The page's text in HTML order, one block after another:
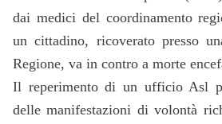
dai medici del coordinamento
un cittadino, ricoverato presso
Regione, va in contro a morte
Il reperimento di un ufficio Asl
delle manifestazioni di volontà